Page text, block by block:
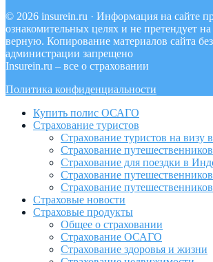
© 2026 insurein.ru · Информация на сайте
ознакомительных целях и не претендует
верную. Копирование материалов сайта
администрации запрещено
Insurein.ru – все о страховании
Политика конфиденциальности
Купить полис ОСАГО
Страхование туристов
Страхование туристов на визу
Страхование
Страхование для поездки в
Страхование
Страхование
Страховые новости
Страховые продукты
Общее о страховании
Страхование ОСАГО
Страхование здоровья и жизни